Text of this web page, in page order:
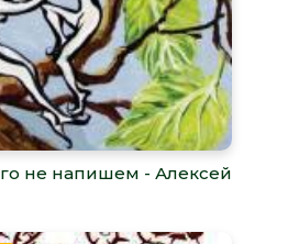
не напишем - Алексей